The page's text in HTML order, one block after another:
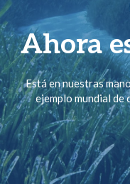
Ahora
Está en nuestras
ejemplo mundial de